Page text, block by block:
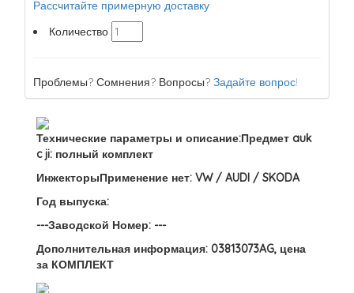
Рассчитайте примерную доставку
Количество
Проблемы? Сомнения? Вопросы? Задайте вопрос!
Технические параметры и описание:Предмет auk
c ji: полный комплект
ИнжекторыПрименение нет: VW / AUDI / SKODA
Год выпуска:
---Заводской Номер: ---
Дополнительная информация: 03813073AG, цена
за КОМПЛЕКТ